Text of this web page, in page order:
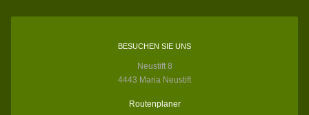
BESUCHEN SIE UNS
Neustift 8
4443 Maria Neustift
Routenplaner